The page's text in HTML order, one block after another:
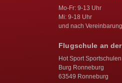
Mo-Fr: 9-13 Uhr
Mi: 9-18 Uhr
und nach Vereinbarung
Flugschule an
Hot Sport
Burg Ronneburg
63549 Ronneburg